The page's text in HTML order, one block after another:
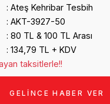
Ateş Kehribar Tesbih
AKT-3927-50
80 TL & 100 TL Arası
134,79 TL + KDV
taksitlerle!!
GELİNCE HABER VER